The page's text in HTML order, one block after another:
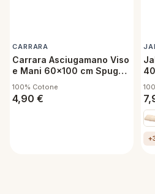
CARRARA
Carrara Asciugamano Viso
e Mani 60x100 cm Spugna
100% Cotone
4,90 €